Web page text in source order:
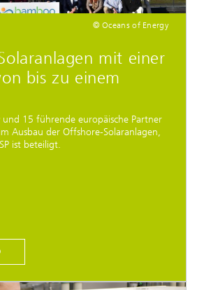
© Oceans of Energy
mit einer
bis zu einem
und 15 führende europäische Partner
Ausbau der Offshore-Solaranlagen,
ist beteiligt.